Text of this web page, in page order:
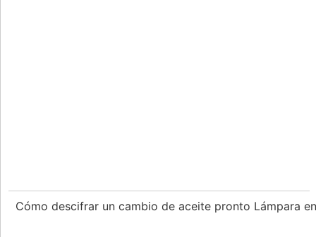
Cómo descifrar un cambio de aceite pronto Lámpara